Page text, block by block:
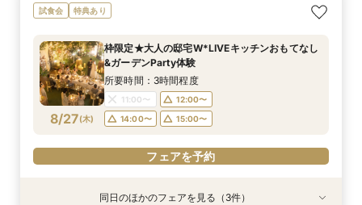
8/26(水)
≪大好評！ペットとの結婚式≫ペットも安心まる
ごと相談*特典付
11:00〜
12:00〜
14:00〜
15:00〜
フェアを予約
8/26(水)
【ガーデン挙式希望の方】都心で叶う海外ウエ
ディング体感×試食
11:00〜
12:00〜
14:00〜
15:00〜
フェアを予約
8/26(水)
初見学でも安心◎「即決なし」アップ額が少ない
新プラン×試食付
11:00〜
12:00〜
14:00〜
15:00〜
フェアを予約
8/26(水)
【料理ランクUP特典付】シェフ渾身和牛コース
試食×料理演出体験
11:00〜
12:00〜
14:00〜
15:00〜
フェアを予約
試食会 特典あり
8/27(木)
枠限定★大人の邸宅W*LIVEキッチンおもてなし
&ガーデンParty体験
所要時間：3時間程度
11:00〜
12:00〜
14:00〜
15:00〜
フェアを予約
特典あり
特典あり
特典あり同日のほかのフェアを見る（3件）